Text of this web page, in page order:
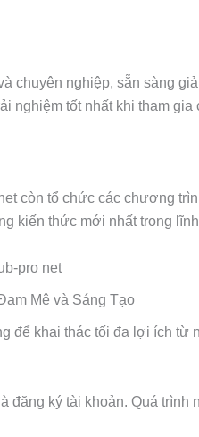
chuyên nghiệp, sẵn sàng
nghiệm tốt nhất khi tham gia
còn tổ chức các chương
kiến thức mới nhất trong
pro net
để khai thác tối đa lợi ích từ
đăng ký tài khoản. Quá